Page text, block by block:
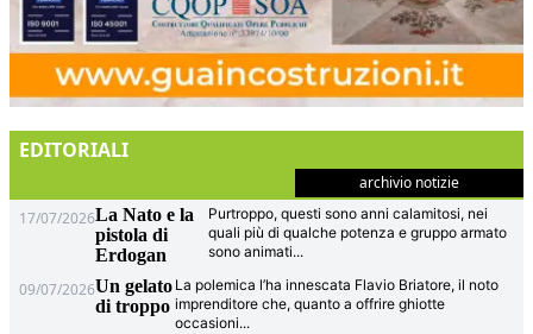
EDITORIALI
archivio notizie
17/07/2026La Nato e la
pistola di
Erdogan
Purtroppo, questi sono anni calamitosi, nei
quali più di qualche potenza e gruppo armato
sono animati...
09/07/2026Un gelato
di troppo
La polemica l’ha innescata Flavio Briatore, il noto
imprenditore che, quanto a offrire ghiotte
occasioni...